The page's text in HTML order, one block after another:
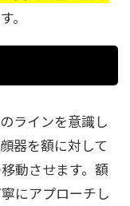
。
ラインを意識し
器を額に対して
動させます。額
にアプローチし